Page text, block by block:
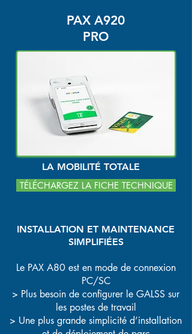
PAX A920
PRO
LA MOBILITÉ​ TOTALE
TÉLÉCHARGEZ LA FICHE TECHNIQUE
INSTALLATION ET MAINTENANCE
SIMPLIFIÉES
Le PAX A80 est en mode de connexion
PC/SC
> Plus besoin de configurer le GALSS sur
les postes de travail
> Une plus grande simplicité d’installation